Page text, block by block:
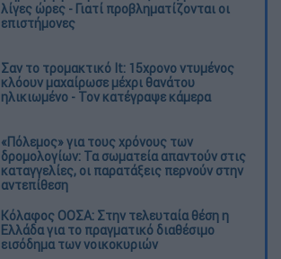
λίγες ώρες - Γιατί προβληματίζονται οι
επιστήμονες
Σαν το τρομακτικό It: 15χρονο ντυμένος
κλόουν μαχαίρωσε μέχρι θανάτου
ηλικιωμένο - Τον κατέγραψε κάμερα
«Πόλεμος» για τους χρόνους των
δρομολογίων: Τα σωματεία απαντούν στις
καταγγελίες, οι παρατάξεις περνούν στην
αντεπίθεση
Κόλαφος ΟΟΣΑ: Στην τελευταία θέση η
Ελλάδα για το πραγματικό διαθέσιμο
εισόδημα των νοικοκυριών